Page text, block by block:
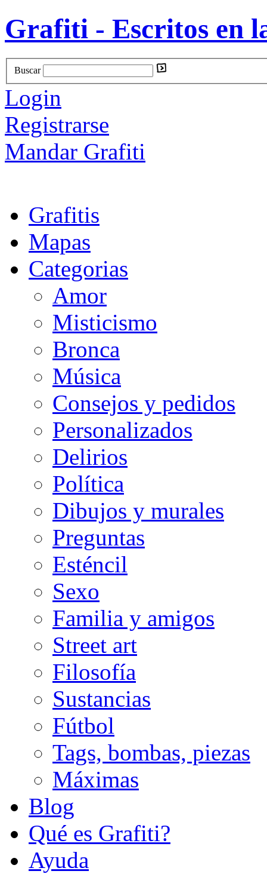
Grafiti - Escritos en
Buscar
Login
Registrarse
Mandar Grafiti
Grafitis
Mapas
Categorias
Amor
Misticismo
Bronca
Música
Consejos y pedidos
Personalizados
Delirios
Política
Dibujos y murales
Preguntas
Esténcil
Sexo
Familia y amigos
Street art
Filosofía
Sustancias
Fútbol
Tags, bombas, piezas
Máximas
Blog
Qué es Grafiti?
Ayuda